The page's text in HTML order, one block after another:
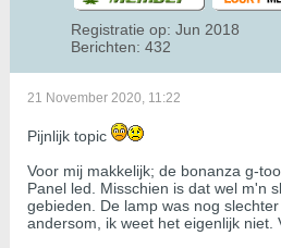
Registratie op: Jun 2018
Berichten: 432
21 November 2020, 11:22
Pijnlijk topic
Voor mij makkelijk; de bonanza g-
Panel led. Misschien is dat wel m'n
gebieden. De lamp was nog
andersom, ik weet het eigenlijk niet.